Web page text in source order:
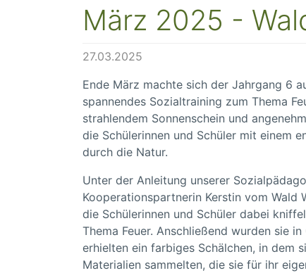
März 2025 -
27.03.2025
Ende März machte sich der Jahrgang 6
spannendes Sozialtraining zum Thema
strahlendem Sonnenschein und
die Schülerinnen und Schüler mit einem
durch die Natur.
Unter der Anleitung unserer
Kooperationspartnerin Kerstin vom Wald
die Schülerinnen und Schüler dabei
Thema Feuer. Anschließend wurden sie
erhielten ein farbiges Schälchen, in dem
Materialien sammelten, die sie für ihr